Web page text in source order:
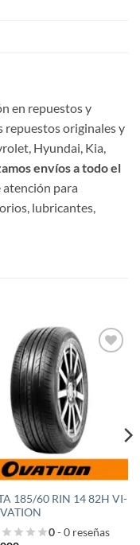
en repuestos y
repuestos originales y
Hyundai, Kia,
envíos a todo el
atención para
lubricantes,
185/60 RIN 14 82H VI-
0- 0 reseñas